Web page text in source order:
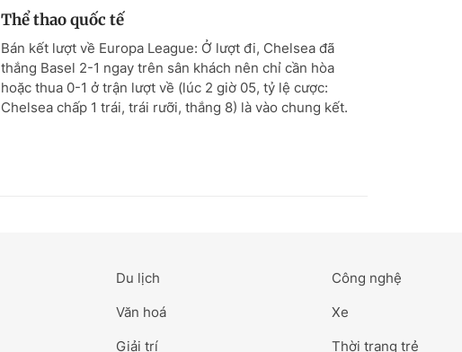
Thể thao quốc tế
Bán kết lượt về Europa League: Ở lượt đi, Chelsea đã
thắng Basel 2-1 ngay trên sân khách nên chỉ cần hòa
hoặc thua 0-1 ở trận lượt về (lúc 2 giờ 05, tỷ lệ cược:
Chelsea chấp 1 trái, trái rưỡi, thắng 8) là vào chung kết.
Du lịch
Văn hoá
Giải trí
Công nghệ
Xe
Thời trang trẻ